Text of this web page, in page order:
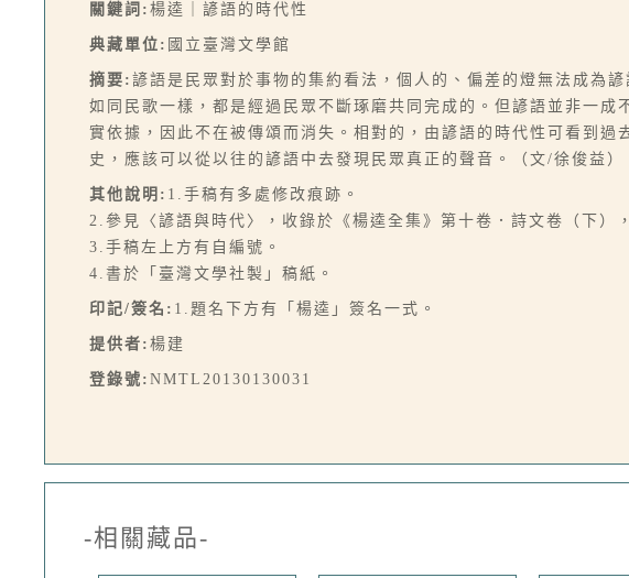
關鍵詞: 楊逵｜諺語的時代性
典藏單位: 國立臺灣文學館
摘要: 諺語是民眾對於事物的集約看法，個人的、偏差的燈無法成為
如同民歌一樣，都是經過民眾不斷琢磨共同完成的。但諺語並非一
實依據，因此不在被傳頌而消失。相對的，由諺語的時代性可看到
史，應該可以從以往的諺語中去發現民眾真正的聲音。（文/徐俊益）
其他說明: 1.手稿有多處修改痕跡。
2.參見〈諺語與時代〉，收錄於《楊逵全集》第十卷．詩文卷（下
3.手稿左上方有自編號。
4.書於「臺灣文學社製」稿紙。
印記/簽名: 1.題名下方有「楊逵」簽名一式。
提供者: 楊建
登錄號: NMTL20130130031
-相關藏品-